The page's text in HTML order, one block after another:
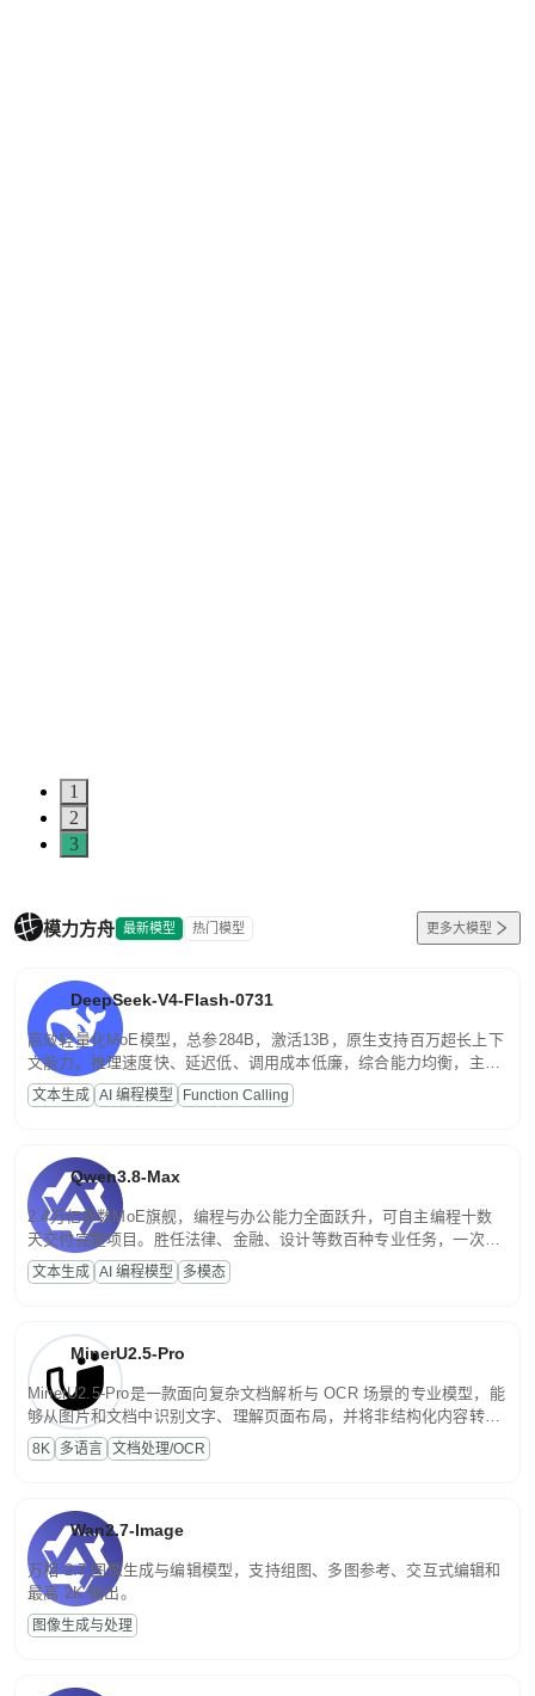
1
2
3
模力方舟 最新模型 热门模型 更多大模型
DeepSeek-V4-Flash-0731
高效轻量化MoE模型，总参284B，激活13B，原生支持百万超长上下
文能力。推理速度快、延迟低、调用成本低廉，综合能力均衡，主打
高并发、轻量化任务，适合日常对话、内容创作、基础 RAG、批量
文案处理等普惠刚需场景。
文本生成 AI 编程模型 Function Calling
Qwen3.8-Max
2.4万亿参数MoE旗舰，编程与办公能力全面跃升，可自主编程十数
天交付完整项目。胜任法律、金融、设计等数百种专业任务，一次对
话端到端交付生产级成果。原生视觉理解贯穿规划、执行与验证全流
程，支持超长文档与长视频的深度语义解析。长程任务中自主规划与
文本生成 AI 编程模型 多模态
MinerU2.5-Pro
MinerU2.5-Pro是一款面向复杂文档解析与 OCR 场景的专业模型，能
够从图片和文档中识别文字、理解页面布局，并将非结构化内容转换
为便于存储、检索和二次处理的结构化结果。
8K 多语言 文档处理/OCR
Wan2.7-Image
万相 2.7 图像生成与编辑模型，支持组图、多图参考、交互式编辑和
最高 2K 输出。
图像生成与处理